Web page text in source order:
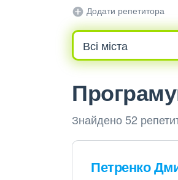
Додати репетитора
Знайдено 52
Петренко